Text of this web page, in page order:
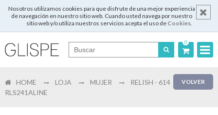
Nosotros utilizamos cookies para que disfrute de una mejor experiencia
de navegación en nuestro sitio web. Cuando usted navega por nuestro
sitio web y/o utiliza nuestros servicios acepta el uso de Cookies.
0
English VOLVER
HOME LOJA MUJER
RELISH - 614
RLS241ALINE